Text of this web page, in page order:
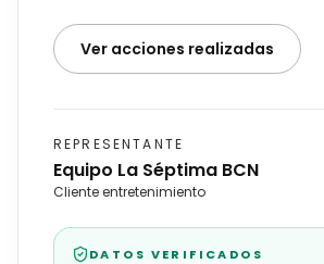
Ver acciones realizadas
REPRESENTANTE
Equipo La Séptima BCN
Cliente entretenimiento
DATOS VERIFICADOS